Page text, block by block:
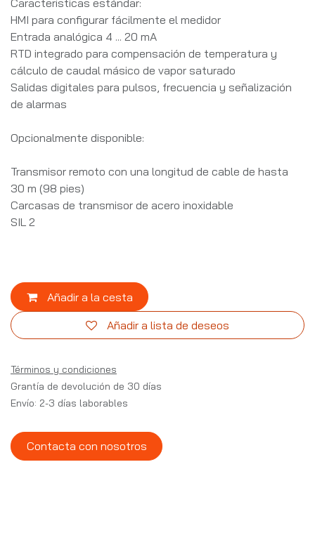
Características estándar:
HMI para configurar fácilmente el medidor
Entrada analógica 4 ... 20 mA
RTD integrado para compensación de temperatura y
cálculo de caudal másico de vapor saturado
Salidas digitales para pulsos, frecuencia y señalización
de alarmas
Opcionalmente disponible:
Transmisor remoto con una longitud de cable de hasta
30 m (98 pies)
Carcasas de transmisor de acero inoxidable
SIL 2
Añadir a la cesta
Añadir a lista de deseos
Términos y condiciones
Grantía de devolución de 30 días
Envío: 2-3 días laborables
Contacta con nosotros